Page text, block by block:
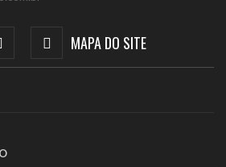
MAPA DO SITE